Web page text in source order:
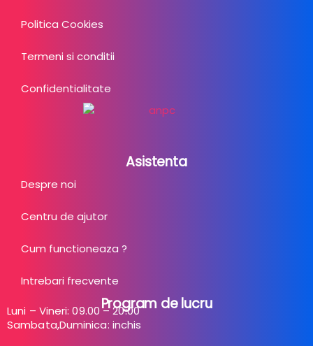
Politica Cookies
Termeni si conditii
Confidentialitate
Asistenta
Despre noi
Centru de ajutor
Cum functioneaza ?
Intrebari frecvente
Program de lucru
Luni – Vineri: 09.00 – 20:00
Sambata,Duminica: inchis